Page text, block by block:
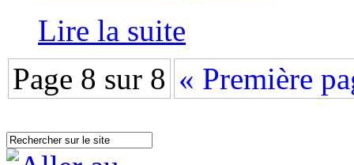
Lire la suite
Page 8 sur 8 « Première